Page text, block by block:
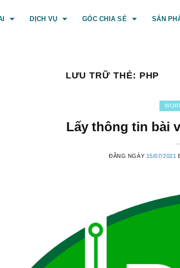
DỊCH VỤ GÓC CHIA SẺ SẢN
LƯU TRỮ THẺ: PHP
Lấy thông tin bài
ĐĂNG NGÀY 15/07/2021